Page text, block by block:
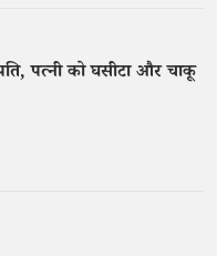
पत्नी को घसीटा और चाकू